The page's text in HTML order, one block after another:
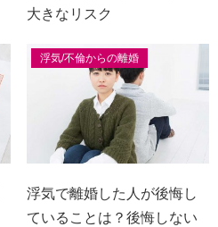
大きなリスク
浮気/不倫からの離婚
浮気で離婚した人が後悔し
ていることは？後悔しない